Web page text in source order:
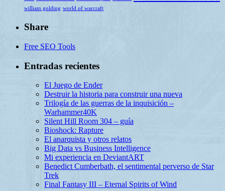
william golding world of warcraft
Share
Free SEO Tools
Entradas recientes
El Juego de Ender
Destruir la historia para construir una nueva
Trilogía de las guerras de la inquisición –
Warhammer40K
Silent Hill Room 304 – guía
Bioshock: Rapture
El anarquista y otros relatos
Big Data vs Business Intelligence
Mi experiencia en DeviantART
Benedict Cumberbath, el sentimental perverso de Star
Trek
Final Fantasy III – Eternal Spirits of Wind